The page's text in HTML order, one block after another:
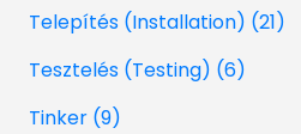
Telepítés (Installation) (21)
Tesztelés (Testing) (6)
Tinker (9)